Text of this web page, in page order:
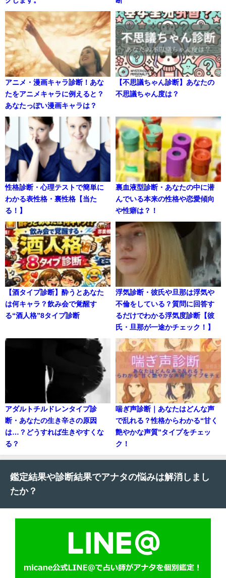
アニメ・漫画キャラ診断！あな
たをアニメキャラに例えると？
あなたっぽい漫画キャラは？
【不思議ちゃん診断】あなたの
不思議ちゃん度は？
性格診断・心理テストで簡単に
わかる表性格・裏性格【当た
る！】
裏血液型診断・あなたの中に潜
んでいる本来の性格や恋愛傾向
や性癖は？！
【酒タイプ診断】酔うとあなた
は何キャラ？飲み会で覚醒す
る“酒人格”8タイプ診断
浮気診断・彼氏や旦那は浮気や
不倫をしている？質問に回答す
るだけでわかる浮気度診断【彼
氏・旦那が一途かチェック！】
アダルトチルドレンタイプ診
断・あなたの生き辛さの原因
は…？どうすれば生きやすくな
る？
喘ぎ声診断｜あなたはどんな声
で乱れる？性格からわかる“甘く
艶やかな声質”タイプをチェッ
ク！
鑑定結果や診断結果でアナタの悩みは解消しまし
たか？